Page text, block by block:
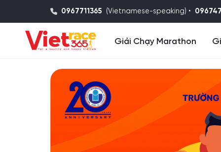
0967711365 (Vietnamese-speaking) •
Giải Chạy Marathon